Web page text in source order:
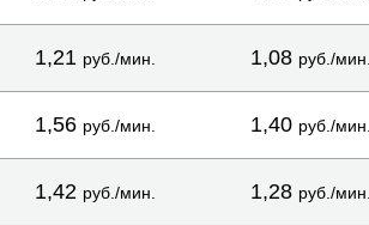
1,21 руб./мин. 1,08 руб./мин.
1,56 руб./мин. 1,40 руб./мин.
1,42 руб./мин. 1,28 руб./мин.